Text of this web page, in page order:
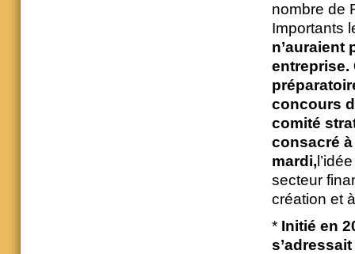
nombre de
Importants
n’auraient
entreprise.
concours
comité
consacré
mardi,
secteur
création et
* Initié en